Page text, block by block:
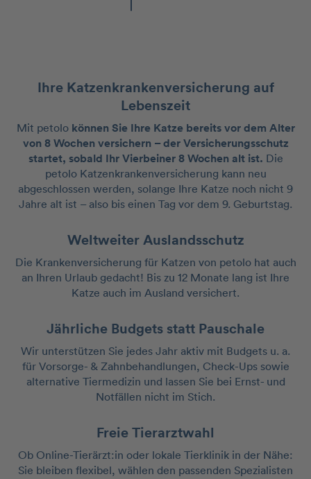
Ihre Katzenkrankenversicherung auf
Lebenszeit
Mit petolokönnen Sie Ihre Katze bereits vor dem Alter
von 8 Wochen versichern – der Versicherungsschutz
startet, sobald Ihr Vierbeiner 8 Wochen alt ist. Die
petolo Katzenkrankenversicherung kann neu
abgeschlossen werden, solange Ihre Katze noch nicht 9
Jahre alt ist – also bis einen Tag vor dem 9. Geburtstag.
Weltweiter Auslandsschutz
Die Krankenversicherung für Katzen von petolo hat auch
an Ihren Urlaub gedacht! Bis zu 12 Monate lang ist Ihre
Katze auch im Ausland versichert.
Jährliche Budgets statt Pauschale
Wir unterstützen Sie jedes Jahr aktiv mit Budgets u. a.
für Vorsorge- & Zahnbehandlungen, Check-Ups sowie
alternative Tiermedizin und lassen Sie bei Ernst- und
Notfällen nicht im Stich.
Freie Tierarztwahl
Ob Online-Tierärzt:in oder lokale Tierklinik in der Nähe:
Sie bleiben flexibel, wählen den passenden Spezialisten